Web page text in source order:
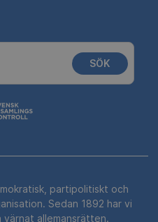
SÖK
partipolitiskt och
Sedan 1892 har vi
allemansrätten.